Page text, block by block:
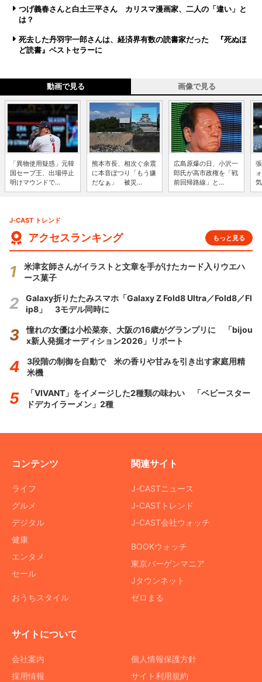
つげ義春さんと白土三平さん カリスマ漫画家、二人の「違い」と
は？
死去した丹羽宇一郎さんは、経済界有数の読書家だった 『死ぬほ
ど読書』ベストセラーに
動画で見る 画像で見る
「異物使用疑惑」元韓
国セーブ王、出場停止
明けマウンドで...
熊本市長、相次ぐ余震
に本音ぽつり「もう嫌
だなぁ」 被災...
広島原爆の日、小沢一
郎氏が高市政権を「戦
前回帰路線」と...
J-CAST トレンド
アクセスランキング もっと見る
米津玄師さんがイラストと文章を手がけたカード入りウエハ
ース菓子
Galaxy折りたたみスマホ「Galaxy Z Fold8 Ultra／Fold8／Fl
ip8」 3モデル同時に
憧れの女優は小松菜奈、大阪の16歳がグランプリに 「bijou
x新人発掘オーディション2026」リポート
3段階の制御を自動で 米の香りや甘みを引き出す家庭用精
米機
「VIVANT」をイメージした2種類の味わい 「ベビースター
ドデカイラーメン」2種
コンテンツ
ライフ
グルメ
デジタル
健康
エンタメ
セール
おうちスタイル
関連サイト
J-CASTニュース
J-CASTトレンド
J-CAST会社ウォッチ
BOOKウォッチ
東京バーゲンマニア
Jタウンネット
ゼロまる
サイトについて
会社案内
採用情報
個人情報保護方針
サイト利用規約